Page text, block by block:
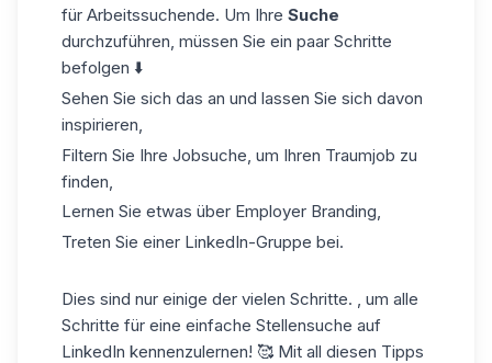
für Arbeitssuchende. Um Ihre Suche
durchzuführen, müssen Sie ein paar Schritte
befolgen ⬇️
Sehen Sie sich das an und lassen Sie sich davon
inspirieren,
Filtern Sie Ihre Jobsuche, um Ihren Traumjob zu
finden,
Lernen Sie etwas über Employer Branding,
Treten Sie einer LinkedIn-Gruppe bei.
Dies sind nur einige der vielen Schritte. , um alle
Schritte für eine einfache Stellensuche auf
LinkedIn kennenzulernen! 🥰 Mit all diesen Tipps